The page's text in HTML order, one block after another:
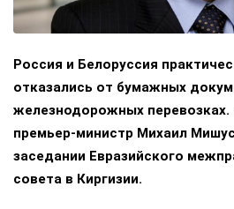
Россия и Белоруссия
отказались от бумажных
железнодорожных перевозках.
премьер-министр Михаил
заседании Евразийского
совета в Киргизии.